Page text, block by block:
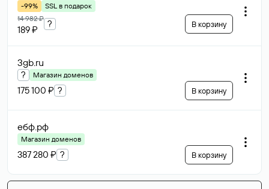
-99%
SSL в подарок
14 982 ₽
189 ₽
? В корзину
3gb.ru
? Магазин доменов
175 100 ₽ ? В корзину
ебф.рф
Магазин доменов
387 280 ₽ ? В корзину